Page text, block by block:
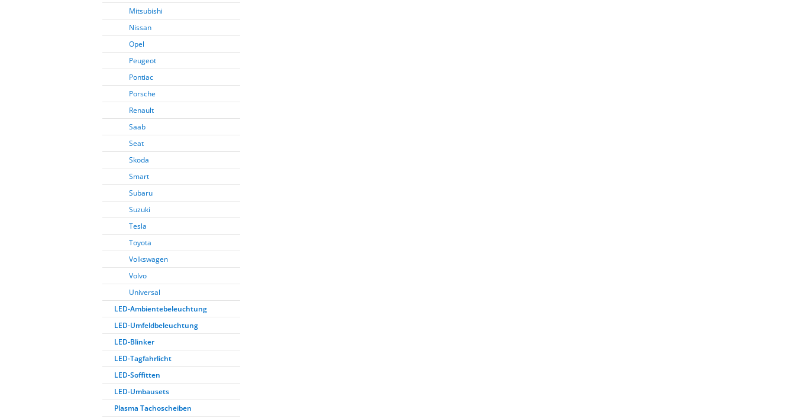
Mitsubishi
Nissan
Opel
Peugeot
Pontiac
Porsche
Renault
Saab
Seat
Skoda
Smart
Subaru
Suzuki
Tesla
Toyota
Volkswagen
Volvo
Universal
LED-Ambientebeleuchtung
LED-Umfeldbeleuchtung
LED-Blinker
LED-Tagfahrlicht
LED-Soffitten
LED-Umbausets
Plasma Tachoscheiben